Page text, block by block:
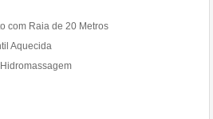
com Raia de 20 Metros
Aquecida